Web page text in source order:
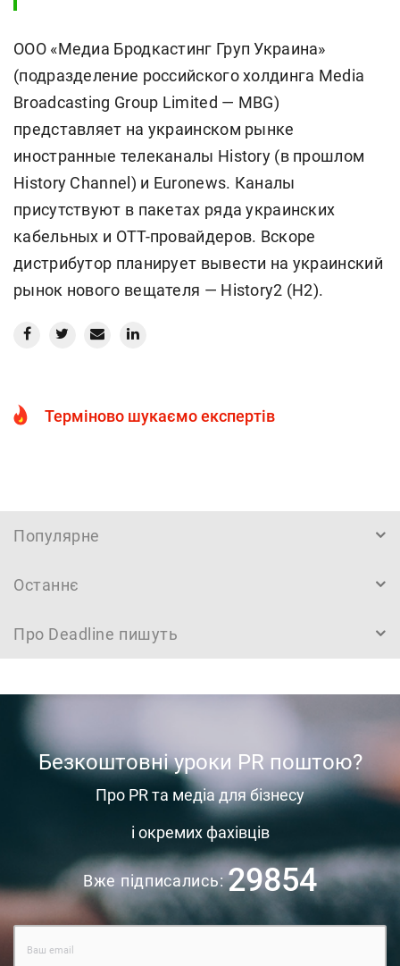
ООО «Медиа Бродкастинг Груп Украина»
(подразделение российского холдинга Media
Broadcasting Group Limited — MBG)
представляет на украинском рынке
иностранные телеканалы History (в прошлом
History Channel) и Euronews. Каналы
присутствуют в пакетах ряда украинских
кабельных и ОТТ-провайдеров. Вскоре
дистрибутор планирует вывести на украинский
рынок нового вещателя — History2 (Н2).
Терміново шукаємо експертів
Популярне
Останнє
Про Deadline пишуть
Безкоштовні уроки PR поштою?
Про PR та медіа для бізнесу
і окремих фахівців
Вже підписались:29854